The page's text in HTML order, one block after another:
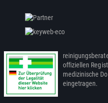
offiziellen
medizinische
eingetragen.